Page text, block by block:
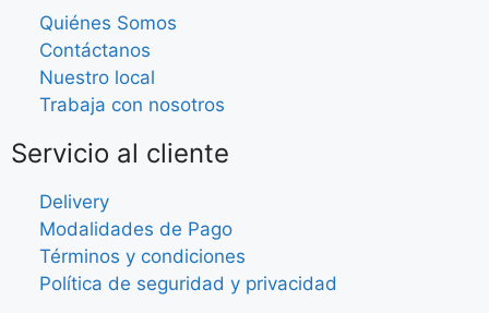
Quiénes Somos
Contáctanos
Nuestro local
Trabaja con nosotros
Servicio al cliente
Delivery
Modalidades de Pago
Términos y condiciones
Política de seguridad y privacidad